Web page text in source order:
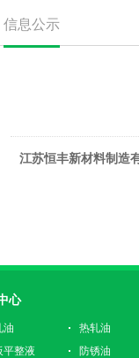
信息公示
江苏恒丰新材料制造
心
油
热轧油
平整液
防锈油